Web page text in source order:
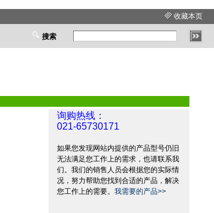
收藏本页
搜索
询购热线：
021-65730171
如果您发现网站内提供的产品型号仍旧
无法满足您工作上的需求，也请联系我
们。我们的销售人员会根据您的实际情
况，努力帮助您找到合适的产品，解决
您工作上的需要。 我需要的产品>>